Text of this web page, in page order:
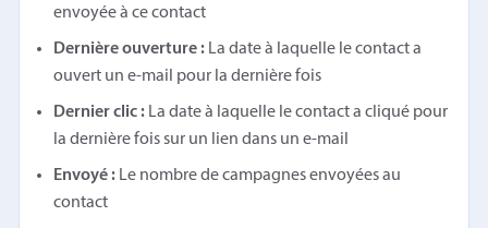
envoyée à ce contact
Dernière ouverture : La date à laquelle le contact a
ouvert un e-mail pour la dernière fois
Dernier clic : La date à laquelle le contact a cliqué pour
la dernière fois sur un lien dans un e-mail
Envoyé : Le nombre de campagnes envoyées au
contact